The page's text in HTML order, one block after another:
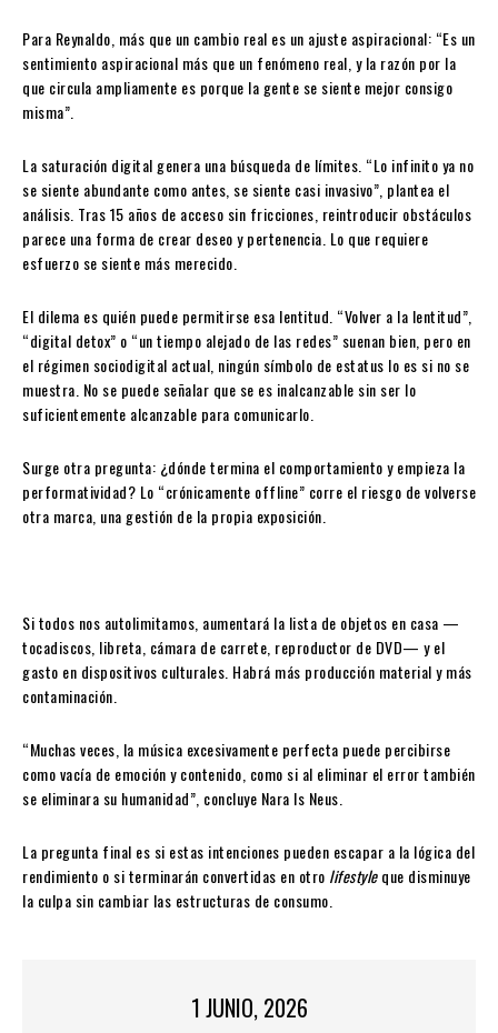
Para Reynaldo, más que un cambio real es un ajuste aspiracional: “Es un
sentimiento aspiracional más que un fenómeno real, y la razón por la
que circula ampliamente es porque la gente se siente mejor consigo
misma”.
La saturación digital genera una búsqueda de límites. “Lo infinito ya no
se siente abundante como antes, se siente casi invasivo”, plantea el
análisis. Tras 15 años de acceso sin fricciones, reintroducir obstáculos
parece una forma de crear deseo y pertenencia. Lo que requiere
esfuerzo se siente más merecido.
El dilema es quién puede permitirse esa lentitud. “Volver a la lentitud”,
“digital detox” o “un tiempo alejado de las redes” suenan bien, pero en
el régimen sociodigital actual, ningún símbolo de estatus lo es si no se
muestra. No se puede señalar que se es inalcanzable sin ser lo
suficientemente alcanzable para comunicarlo.
Surge otra pregunta: ¿dónde termina el comportamiento y empieza la
performatividad? Lo “crónicamente offline” corre el riesgo de volverse
otra marca, una gestión de la propia exposición.
Si todos nos autolimitamos, aumentará la lista de objetos en casa —
tocadiscos, libreta, cámara de carrete, reproductor de DVD— y el
gasto en dispositivos culturales. Habrá más producción material y más
contaminación.
“Muchas veces, la música excesivamente perfecta puede percibirse
como vacía de emoción y contenido, como si al eliminar el error también
se eliminara su humanidad”, concluye Nara Is Neus.
La pregunta final es si estas intenciones pueden escapar a la lógica del
rendimiento o si terminarán convertidas en otro lifestyleque disminuye
la culpa sin cambiar las estructuras de consumo.
1 JUNIO, 2026